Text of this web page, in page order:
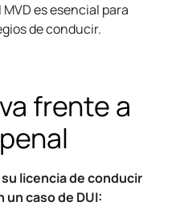
es esencial para
de conducir.
frente a
licencia de conducir
caso de DUI: